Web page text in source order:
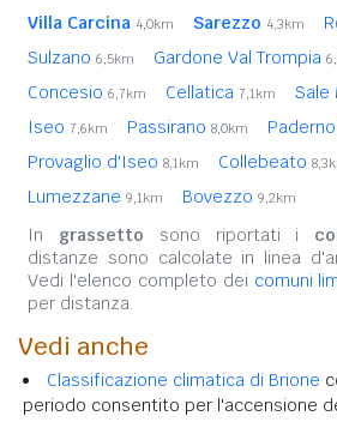
Villa Carcina 4,0km Sarezzo 4,3km
Sulzano 6,5km Gardone Val Trompia
Concesio 6,7km Cellatica 7,1km Sale
Iseo 7,6km Passirano 8,0km
Provaglio d'Iseo 8,1km Collebeato
Lumezzane 9,1km Bovezzo 9,2km
In grassetto sono riportati i
distanze sono calcolate in linea
Vedi l'elenco completo dei comuni
per distanza.
Vedi anche
Classificazione climatica di Brione
periodo consentito per l'accensione